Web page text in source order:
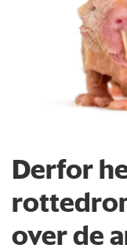
Derfor
over de